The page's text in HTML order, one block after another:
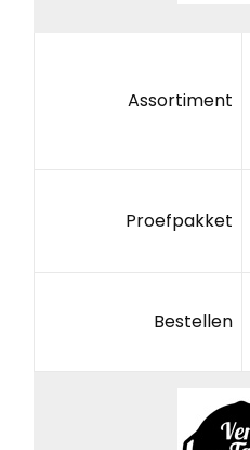
Assortiment
Proefpakket
Bestellen